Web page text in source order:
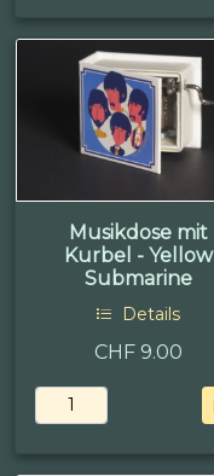
Musikdose mit
Kurbel - Yellow
Submarine
Details
CHF 9.00